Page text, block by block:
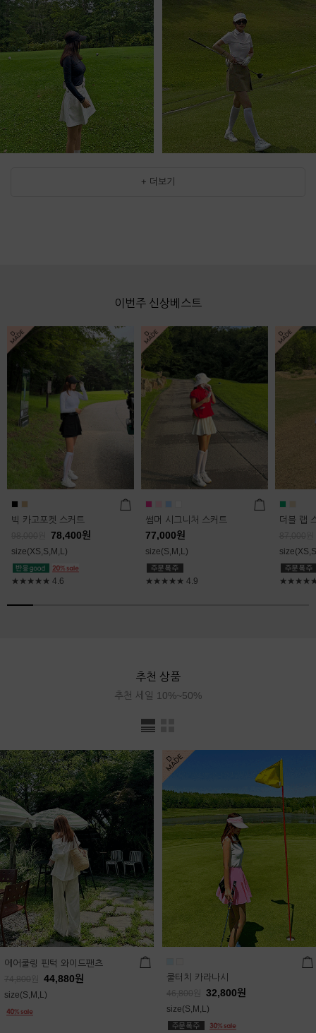
+ 더보기
이번주 신상베스트
빅 카고포켓 스커트
78,400원
size(XS,S,M,L)
★★★★★ 4.6
썸머 시그니처 스커트
77,000원
size(S,M,L)
★★★★★ 4.9
더블 랩
추천 상품
추천 세일 10%~50%
에어쿨링 핀턱 와이드팬츠
74,800 44,880원
size(S,M,L)
쿨터치 카라나시
46,800 32,800원
size(S,M,L)